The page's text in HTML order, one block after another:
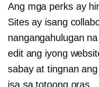
Ang mga perks ay
Sites ay isang
nangangahulugan
edit ang iyong
sabay at tingnan
isa satotoong oras.